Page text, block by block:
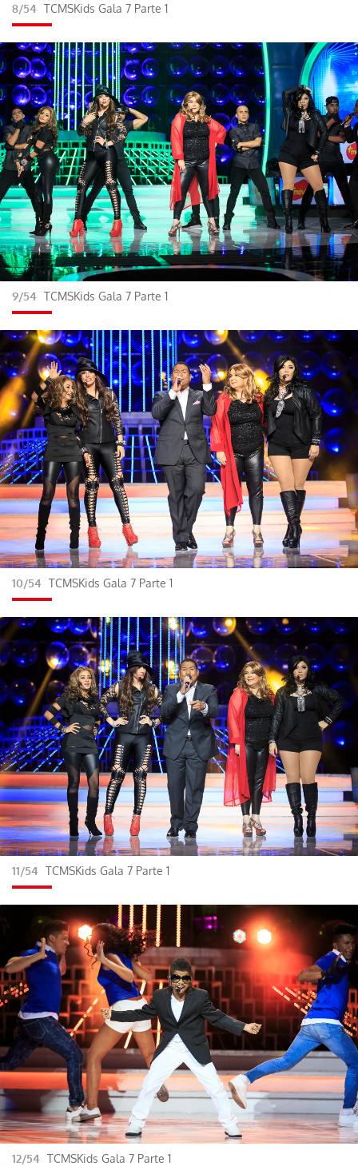
8/54 TCMSKids Gala 7 Parte 1
9/54 TCMSKids Gala 7 Parte 1
10/54 TCMSKids Gala 7 Parte 1
11/54 TCMSKids Gala 7 Parte 1
12/54 TCMSKids Gala 7 Parte 1